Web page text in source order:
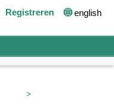
Registreren english
>